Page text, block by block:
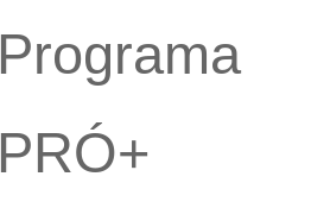
Programa
PRÓ+